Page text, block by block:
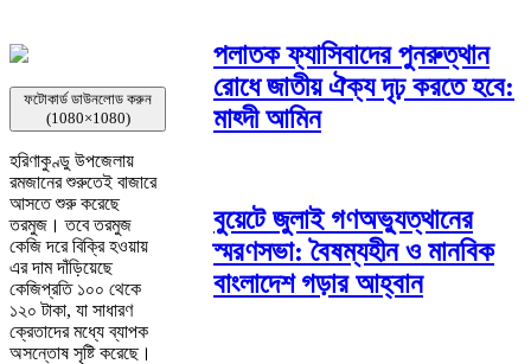
ফটোকার্ড ডাউনলোড করুন
(1080×1080)
হরিণাকুণ্ডু উপজেলায়
রমজানের শুরুতেই বাজারে
আসতে শুরু করেছে
তরমুজ। তবে তরমুজ
কেজি দরে বিক্রি হওয়ায়
এর দাম দাঁড়িয়েছে
কেজিপ্রতি ১০০ থেকে
১২০ টাকা, যা সাধারণ
ক্রেতাদের মধ্যে ব্যাপক
অসন্তোষ সৃষ্টি করেছে।
পলাতক ফ্যাসিবাদের পুনরুত্থান
রোধে জাতীয় ঐক্য দৃঢ় করতে হবে:
মাহ্দী আমিন
বুয়েটে জুলাই গণঅভ্যুত্থানের
স্মরণসভা: বৈষম্যহীন ও মানবিক
বাংলাদেশ গড়ার আহ্বান